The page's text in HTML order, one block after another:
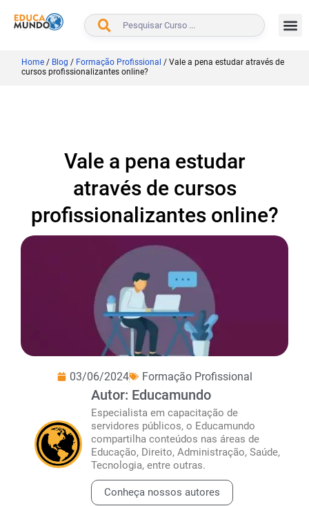
BUSCAR
Home / Blog / Formação Profissional / Vale a pena estudar através de
cursos profissionalizantes online?
Vale a pena estudar
através de cursos
profissionalizantes online?
03/06/2024 Formação Profissional
Autor: Educamundo
Especialista em capacitação de
servidores públicos, o Educamundo
compartilha conteúdos nas áreas de
Educação, Direito, Administração, Saúde,
Tecnologia, entre outras.
Conheça nossos autores